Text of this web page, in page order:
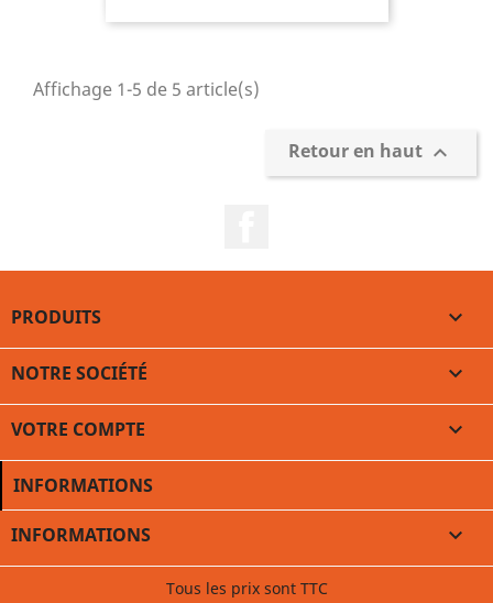
Affichage 1-5 de 5 article(s)
Retour en haut 
PRODUITS 
NOTRE SOCIÉTÉ 
VOTRE COMPTE 
INFORMATIONS
INFORMATIONS 
Tous les prix sont TTC